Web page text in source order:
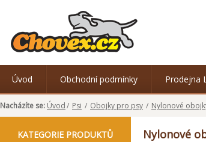
Úvod Obchodní podmínky Prodejna
Nacházíte se: Úvod/ Psi / Obojky pro psy / Nylonové
KATEGORIE PRODUKTŮ Nylonové